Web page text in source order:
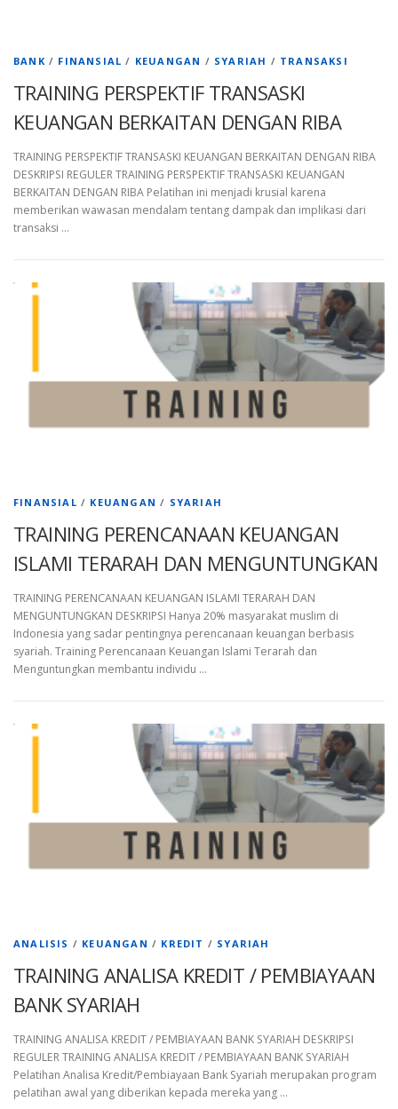
BANK / FINANSIAL / KEUANGAN / SYARIAH / TRANSAKSI
TRAINING PERSPEKTIF TRANSASKI
KEUANGAN BERKAITAN DENGAN RIBA
TRAINING PERSPEKTIF TRANSASKI KEUANGAN BERKAITAN DENGAN RIBA
DESKRIPSI REGULER TRAINING PERSPEKTIF TRANSASKI KEUANGAN
BERKAITAN DENGAN RIBA Pelatihan ini menjadi krusial karena
memberikan wawasan mendalam tentang dampak dan implikasi dari
transaksi …
FINANSIAL / KEUANGAN / SYARIAH
TRAINING PERENCANAAN KEUANGAN
ISLAMI TERARAH DAN MENGUNTUNGKAN
TRAINING PERENCANAAN KEUANGAN ISLAMI TERARAH DAN
MENGUNTUNGKAN DESKRIPSI Hanya 20% masyarakat muslim di
Indonesia yang sadar pentingnya perencanaan keuangan berbasis
syariah. Training Perencanaan Keuangan Islami Terarah dan
Menguntungkan membantu individu …
ANALISIS / KEUANGAN / KREDIT / SYARIAH
TRAINING ANALISA KREDIT / PEMBIAYAAN
BANK SYARIAH
TRAINING ANALISA KREDIT / PEMBIAYAAN BANK SYARIAH DESKRIPSI
REGULER TRAINING ANALISA KREDIT / PEMBIAYAAN BANK SYARIAH
Pelatihan Analisa Kredit/Pembiayaan Bank Syariah merupakan program
pelatihan awal yang diberikan kepada mereka yang …